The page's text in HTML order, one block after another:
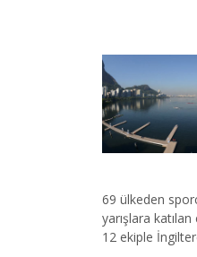
69 ülkeden
yarışlara
12 ekiple